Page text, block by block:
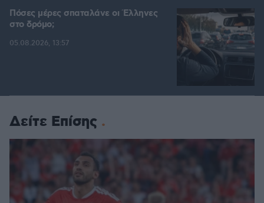
Πόσες μέρες σπαταλάνε οι Έλληνες
στο δρόμο;
05.08.2026, 13:57
Δείτε Επίσης